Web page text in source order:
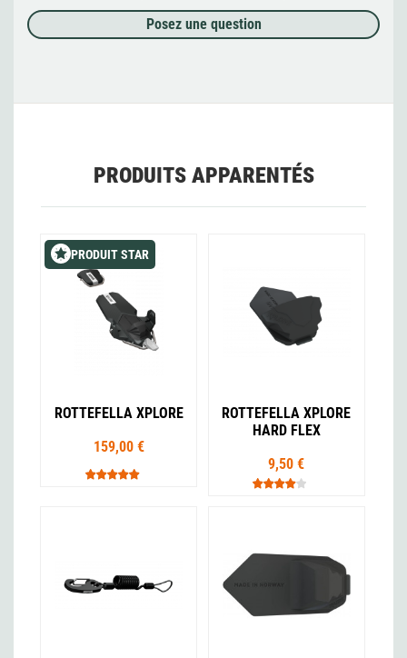
Posez une question
PRODUITS APPARENTÉS
PRODUIT STAR
ROTTEFELLA XPLORE
159,00 €
ROTTEFELLA XPLORE
HARD FLEX
9,50 €